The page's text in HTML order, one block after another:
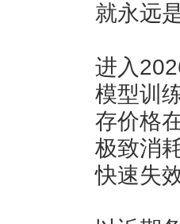
就永远
进入
模型训
存价格
极致消
快速失